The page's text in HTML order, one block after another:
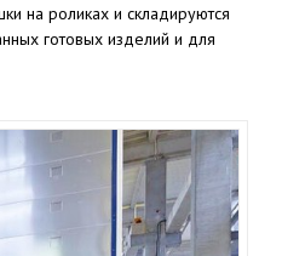
на роликах и складируются
готовых изделий и для